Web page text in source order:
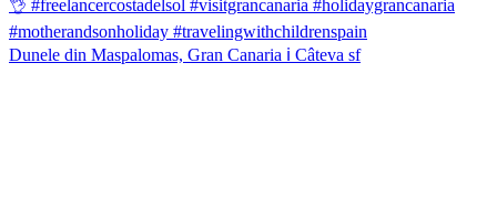
Dunele din Maspalomas, Gran Canaria ℹ️ Câteva sf